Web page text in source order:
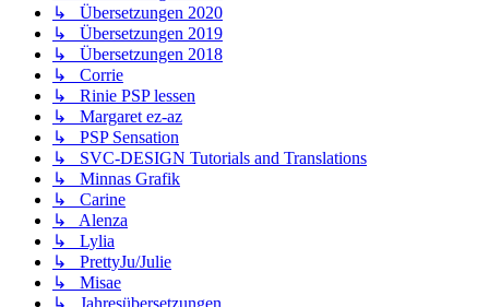
↳ Übersetzungen 2020
↳ Übersetzungen 2019
↳ Übersetzungen 2018
↳ Corrie
↳ Rinie PSP lessen
↳ Margaret ez-az
↳ PSP Sensation
↳ SVC-DESIGN Tutorials and Translations
↳ Minnas Grafik
↳ Carine
↳ Alenza
↳ Lylia
↳ PrettyJu/Julie
↳ Misae